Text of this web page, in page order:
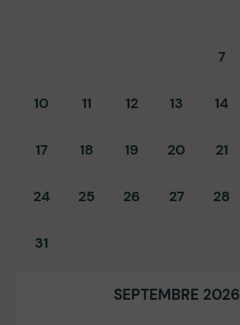
7
10 11 12 13 14
17 18 19 20 21
24 25 26 27 28
31
SEPTEMBRE 2026